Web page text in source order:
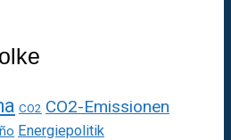
CO2 CO2-Emissionen
Energiepolitik